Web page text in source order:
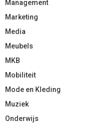
Management
Marketing
Media
Meubels
MKB
Mobiliteit
Mode en Kleding
Muziek
Onderwijs